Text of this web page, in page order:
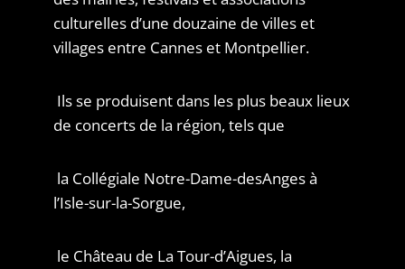
culturelles d’une douzaine de villes et
villages entre Cannes et Montpellier.
Ils se produisent dans les plus beaux lieux
de concerts de la région, tels que
la Collégiale Notre-Dame-desAnges à
l’Isle-sur-la-Sorgue,
le Château de La Tour-d’Aigues, la